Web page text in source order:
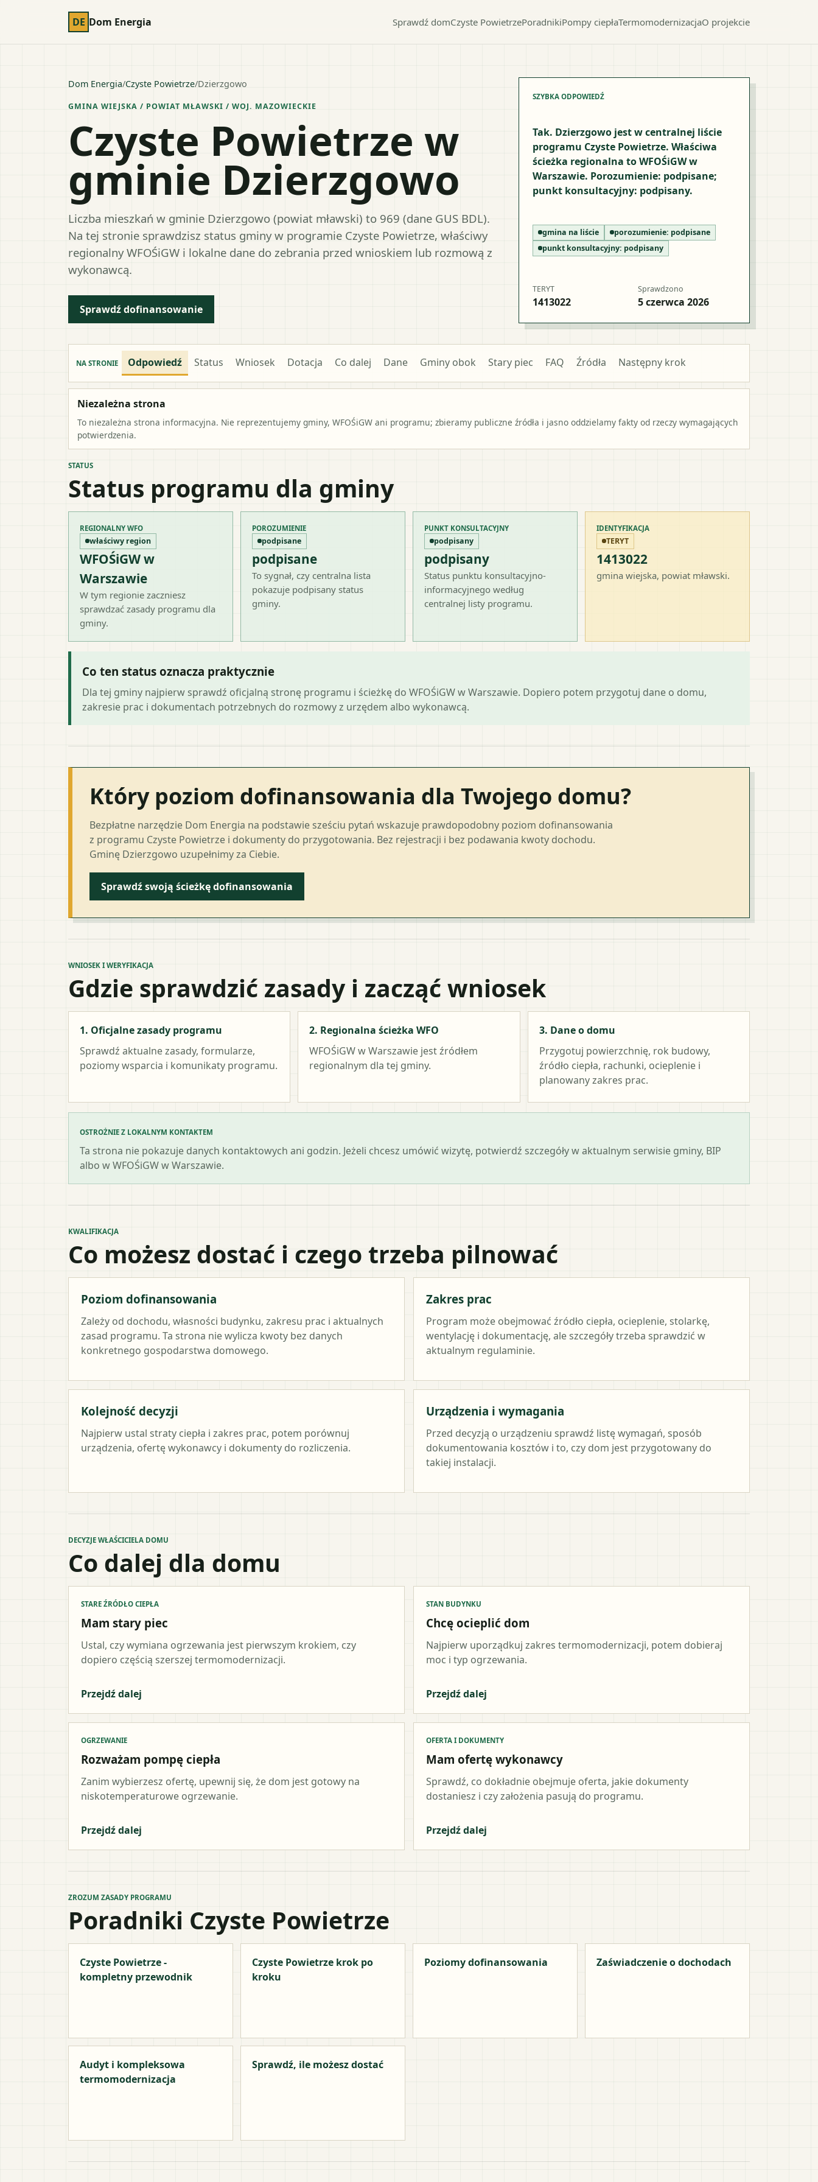
DE Dom Energia Sprawdź domCzyste PowietrzePoradnikiPompy ciepłaTermomodernizacjaO projekcie
Dom Energia/Czyste Powietrze/Dzierzgowo
GMINA WIEJSKA / POWIAT MŁAWSKI / WOJ. MAZOWIECKIE
Czyste Powietrze w
gminie Dzierzgowo
Liczba mieszkań w gminie Dzierzgowo (powiat mławski) to 969 (dane GUS BDL).
Na tej stronie sprawdzisz status gminy w programie Czyste Powietrze, właściwy
regionalny WFOŚiGW i lokalne dane do zebrania przed wnioskiem lub rozmową z
wykonawcą.
Sprawdź dofinansowanie
SZYBKA ODPOWIEDŹ
Tak. Dzierzgowo jest w centralnej liście
programu Czyste Powietrze. Właściwa
ścieżka regionalna to WFOŚiGW w
Warszawie. Porozumienie: podpisane;
punkt konsultacyjny: podpisany.
gmina na liście porozumienie: podpisane
punkt konsultacyjny: podpisany
TERYT
1413022
Sprawdzono
5 czerwca 2026
NA STRONIE Odpowiedź Status Wniosek Dotacja Co dalej Dane Gminy obok Stary piec FAQ Źródła Następny krok
Niezależna strona
To niezależna strona informacyjna. Nie reprezentujemy gminy, WFOŚiGW ani programu; zbieramy publiczne źródła i jasno oddzielamy fakty od rzeczy wymagających
potwierdzenia.
STATUS
Status programu dla gminy
REGIONALNY WFO
właściwy region
WFOŚiGW w
Warszawie
W tym regionie zaczniesz
sprawdzać zasady programu dla
gminy.
POROZUMIENIE
podpisane
podpisane
To sygnał, czy centralna lista
pokazuje podpisany status
gminy.
PUNKT KONSULTACYJNY
podpisany
podpisany
Status punktu konsultacyjno-
informacyjnego według
centralnej listy programu.
IDENTYFIKACJA
TERYT
1413022
gmina wiejska, powiat mławski.
Co ten status oznacza praktycznie
Dla tej gminy najpierw sprawdź oficjalną stronę programu i ścieżkę do WFOŚiGW w Warszawie. Dopiero potem przygotuj dane o domu,
zakresie prac i dokumentach potrzebnych do rozmowy z urzędem albo wykonawcą.
Który poziom dofinansowania dla Twojego domu?
Bezpłatne narzędzie Dom Energia na podstawie sześciu pytań wskazuje prawdopodobny poziom dofinansowania
z programu Czyste Powietrze i dokumenty do przygotowania. Bez rejestracji i bez podawania kwoty dochodu.
Gminę Dzierzgowo uzupełnimy za Ciebie.
Sprawdź swoją ścieżkę dofinansowania
WNIOSEK I WERYFIKACJA
Gdzie sprawdzić zasady i zacząć wniosek
1. Oficjalne zasady programu
Sprawdź aktualne zasady, formularze,
poziomy wsparcia i komunikaty programu.
2. Regionalna ścieżka WFO
WFOŚiGW w Warszawie jest źródłem
regionalnym dla tej gminy.
3. Dane o domu
Przygotuj powierzchnię, rok budowy,
źródło ciepła, rachunki, ocieplenie i
planowany zakres prac.
OSTROŻNIE Z LOKALNYM KONTAKTEM
Ta strona nie pokazuje danych kontaktowych ani godzin. Jeżeli chcesz umówić wizytę, potwierdź szczegóły w aktualnym serwisie gminy, BIP
albo w WFOŚiGW w Warszawie.
KWALIFIKACJA
Co możesz dostać i czego trzeba pilnować
Poziom dofinansowania
Zależy od dochodu, własności budynku, zakresu prac i aktualnych
zasad programu. Ta strona nie wylicza kwoty bez danych
konkretnego gospodarstwa domowego.
Zakres prac
Program może obejmować źródło ciepła, ocieplenie, stolarkę,
wentylację i dokumentację, ale szczegóły trzeba sprawdzić w
aktualnym regulaminie.
Kolejność decyzji
Najpierw ustal straty ciepła i zakres prac, potem porównuj
urządzenia, ofertę wykonawcy i dokumenty do rozliczenia.
Urządzenia i wymagania
Przed decyzją o urządzeniu sprawdź listę wymagań, sposób
dokumentowania kosztów i to, czy dom jest przygotowany do
takiej instalacji.
DECYZJE WŁAŚCICIELA DOMU
Co dalej dla domu
STARE ŹRÓDŁO CIEPŁA
Mam stary piec
Ustal, czy wymiana ogrzewania jest pierwszym krokiem, czy
dopiero częścią szerszej termomodernizacji.
Przejdź dalej
STAN BUDYNKU
Chcę ocieplić dom
Najpierw uporządkuj zakres termomodernizacji, potem dobieraj
moc i typ ogrzewania.
Przejdź dalej
OGRZEWANIE
Rozważam pompę ciepła
Zanim wybierzesz ofertę, upewnij się, że dom jest gotowy na
niskotemperaturowe ogrzewanie.
Przejdź dalej
OFERTA I DOKUMENTY
Mam ofertę wykonawcy
Sprawdź, co dokładnie obejmuje oferta, jakie dokumenty
dostaniesz i czy założenia pasują do programu.
Przejdź dalej
ZROZUM ZASADY PROGRAMU
Poradniki Czyste Powietrze
Czyste Powietrze -
kompletny przewodnik
Czyste Powietrze krok po
kroku
Poziomy dofinansowania Zaświadczenie o dochodach
Audyt i kompleksowa
termomodernizacja
Sprawdź, ile możesz dostać